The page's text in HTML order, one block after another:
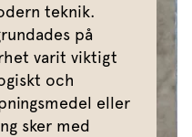
teknik.
på
varit viktigt
och
eller
sker med